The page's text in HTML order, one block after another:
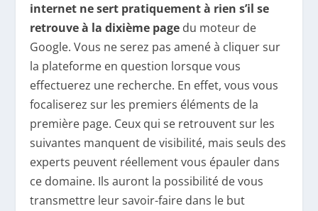
internet ne sert pratiquement à rien s’il se
retrouve à la dixième page du moteur de
Google. Vous ne serez pas amené à cliquer sur
la plateforme en question lorsque vous
effectuerez une recherche. En effet, vous vous
focaliserez sur les premiers éléments de la
première page. Ceux qui se retrouvent sur les
suivantes manquent de visibilité, mais seuls des
experts peuvent réellement vous épauler dans
ce domaine. Ils auront la possibilité de vous
transmettre leur savoir-faire dans le but